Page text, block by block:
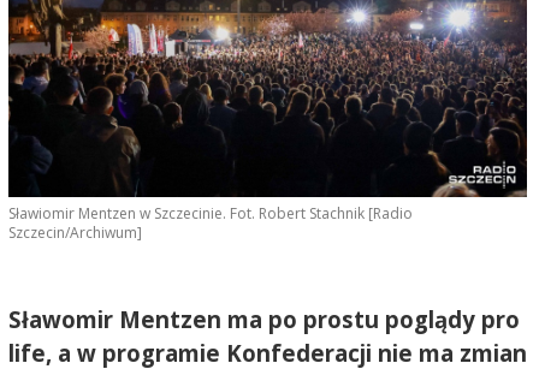
Sławiomir Mentzen w Szczecinie. Fot. Robert Stachnik [Radio
Szczecin/Archiwum]
Sławomir Mentzen ma po prostu poglądy pro
life, a w programie Konfederacji nie ma zmian